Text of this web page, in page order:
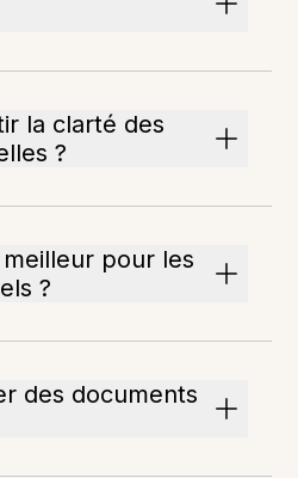
la clarté des
?
pour les
?
des documents